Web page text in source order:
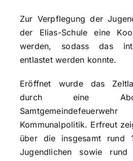
Zur Verpflegung der
der Elias-Schule eine
werden, sodass das
entlastet werden konnte.
Eröffnet wurde das
durch eine
Kommunalpolitik. Erfreut
über die insgesamt rund
Jugendlichen sowie